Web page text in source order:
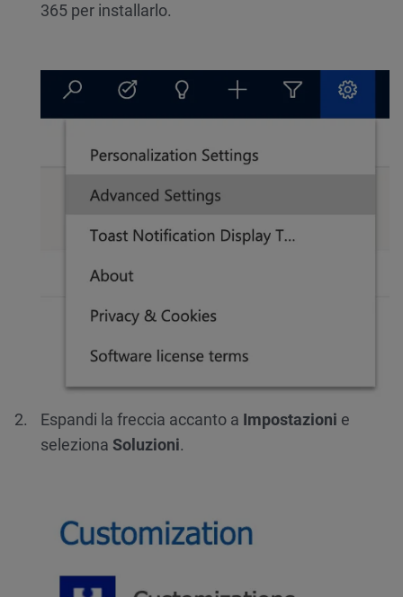
365 per installarlo.
Espandi la freccia accanto a Impostazioni e
seleziona Soluzioni.